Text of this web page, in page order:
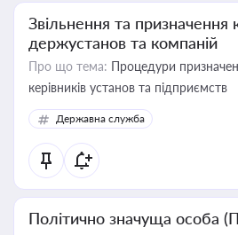
Звільнення та призначення
держустанов та компаній
Про що тема: Процедури
керівників установ та підприємств
Державна служба
Політично значуща особа